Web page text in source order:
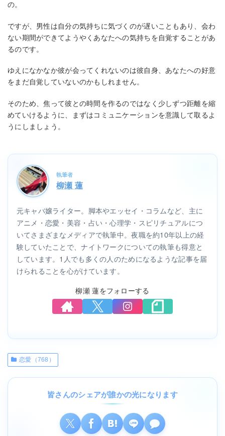
の。
ですが、男性は自分の気持ちに気づくのが遅いこともあり、会わ
ない期間ができてようやくあなたへの気持ちを自覚することがあ
るのです。
ゆえになかなか彼が会ってくれないのは彼自身、あなたへの好意
をまだ自覚していないのかもしれません。
そのため、焦って彼との時間を作るのではなく少しずつ距離を縮
めていけるように、まずはコミュニケーションを意識して取るよ
うにしましょう。
執筆者
柳瀬 蓮
元キャバ嬢ライター。脚本やエッセイ・コラムなど、主に
アニメ・恋愛・美容・占い・心理学・スピリチュアルにつ
いてさまざまなメディアで執筆中。夜職を約10年以上の経
験していたことで、ナイトワークについての執筆も得意と
しています。1人でも多くの人のためになるような記事を届
けられることを心がけています。
柳瀬 蓮をフォローする
恋愛（768）
皆さんのシェアが誰かの光になります